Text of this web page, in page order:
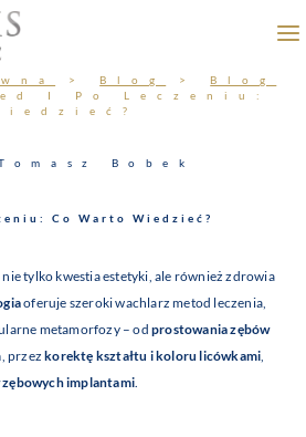
> Blog > Blog
I Po Leczeniu:
Bobek
Co Warto Wiedzieć?
tylko kwestia estetyki, ale również zdrowia
oferuje szeroki wachlarz metod leczenia,
metamorfozy – od prostowania zębów
, przezkorektę kształtu i koloru licówkami,
implantami.